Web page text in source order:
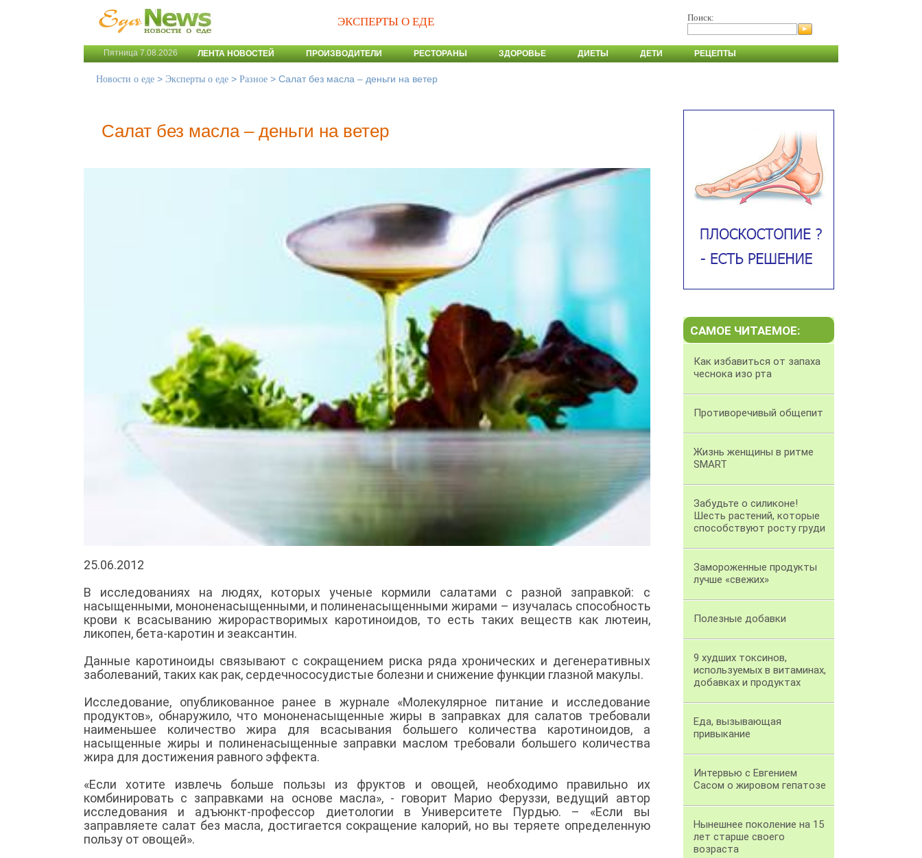
ЭКСПЕРТЫ О ЕДЕ Поиск:
Пятница 7.08.2026 ЛЕНТА НОВОСТЕЙ ПРОИЗВОДИТЕЛИ РЕСТОРАНЫ ЗДОРОВЬЕ ДИЕТЫ ДЕТИ РЕЦЕПТЫ
Новости о еде > Эксперты о еде > Разное > Салат без масла – деньги на ветер
Салат без масла – деньги на ветер
25.06.2012
В исследованиях на людях, которых ученые кормили салатами с разной заправкой: с
насыщенными, мононенасыщенными, и полиненасыщенными жирами – изучалась способность
крови к всасыванию жирорастворимых каротиноидов, то есть таких веществ как лютеин,
ликопен, бета-каротин и зеаксантин.
Данные каротиноиды связывают с сокращением риска ряда хронических и дегенеративных
заболеваний, таких как рак, сердечнососудистые болезни и снижение функции глазной макулы.
Исследование, опубликованное ранее в журнале «Молекулярное питание и исследование
продуктов», обнаружило, что мононенасыщенные жиры в заправках для салатов требовали
наименьшее количество жира для всасывания большего количества каротиноидов, а
насыщенные жиры и полиненасыщенные заправки маслом требовали большего количества
жира для достижения равного эффекта.
«Если хотите извлечь больше пользы из фруктов и овощей, необходимо правильно их
комбинировать с заправками на основе масла», - говорит Марио Феруззи, ведущий автор
исследования и адъюнкт-профессор диетологии в Университете Пурдью. – «Если вы
заправляете салат без масла, достигается сокращение калорий, но вы теряете определенную
пользу от овощей».
САМОЕ ЧИТАЕМОЕ:
Как избавиться от запаха
чеснока изо рта
Противоречивый общепит
Жизнь женщины в ритме
SMART
Забудьте о силиконе!
Шесть растений, которые
способствуют росту груди
Замороженные продукты
лучше «свежих»
Полезные добавки
9 худших токсинов,
используемых в витаминах,
добавках и продуктах
Еда, вызывающая
привыкание
Интервью с Евгением
Сасом о жировом гепатозе
Нынешнее поколение на 15
лет старше своего
возраста